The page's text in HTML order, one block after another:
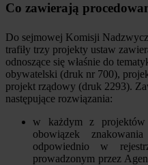
Co zawierają
Do sejmowej Komisji
trafiły trzy projekty ustaw
odnoszące się właśnie do
obywatelski (druk nr 700),
projekt rządowy (druk 2293).
następujące rozwiązania:
w każdym z projektów
obowiązek
odpowiednio w
prowadzonym przez